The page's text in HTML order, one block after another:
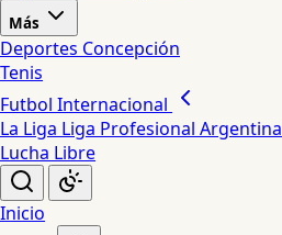
Más
Deportes Concepción
Tenis
Futbol Internacional
La Liga Liga Profesional Argentina
Lucha Libre
Inicio